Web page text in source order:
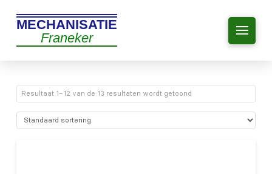
MECHANISATIE
Franeker
Resultaat 1–12 van de 13 resultaten wordt getoond